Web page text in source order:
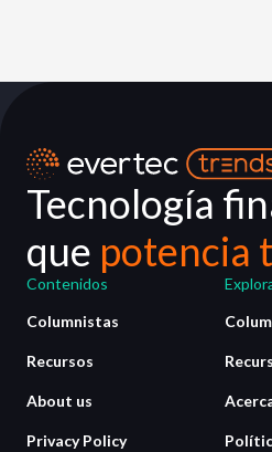
Tecnología
que potencia
Contenidos
Columnistas
Recursos
About us
Privacy Policy